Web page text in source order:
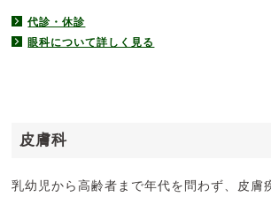
代診・休診
眼科について詳しく見る
皮膚科
乳幼児から高齢者まで年代を問わず、皮膚